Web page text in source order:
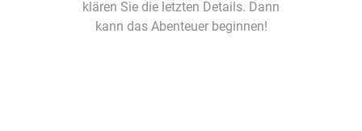
klären Sie die letzten Details. Dann
kann das Abenteuer beginnen!